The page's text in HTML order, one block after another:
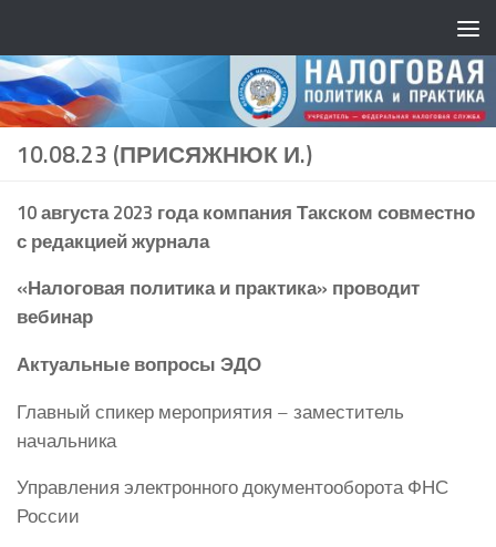
10.08.23 (ПРИСЯЖНЮК И.)
10 августа 2023 года компания Такском совместно
с редакцией журнала
«Налоговая политика и практика» проводит
вебинар
Актуальные вопросы ЭДО
Главный спикер мероприятия – заместитель
начальника
Управления электронного документооборота ФНС
России